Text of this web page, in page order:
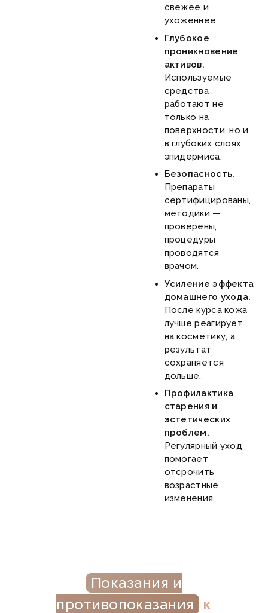
свежее и
ухоженнее.
Глубокое
проникновение
активов.
Используемые
средства
работают не
только на
поверхности, но и
в глубоких слоях
эпидермиса.
Безопасность.
Препараты
сертифицированы,
методики —
проверены,
процедуры
проводятся
врачом.
Усиление эффекта
домашнего ухода.
После курса кожа
лучше реагирует
на косметику, а
результат
сохраняется
дольше.
Профилактика
старения и
эстетических
проблем.
Регулярный уход
помогает
отсрочить
возрастные
изменения.
Показания и
противопоказания к